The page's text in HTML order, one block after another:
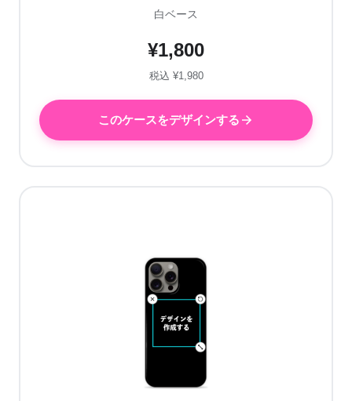
白ベース
¥1,800
税込 ¥1,980
このケースをデザインする